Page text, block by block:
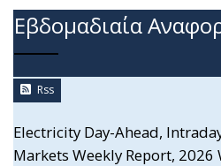
Εβδομαδιαία
Rss
Electricity Day-Ahead,
Markets Weekly Report, 2026